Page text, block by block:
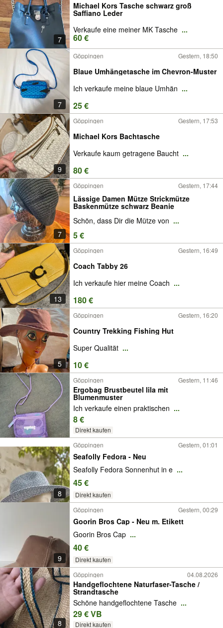
7
Michael Kors Tasche schwarz groß
Saffiano Leder
Verkaufe eine meiner MK Tasche ...
60 €
7
Göppingen Gestern, 18:50
Blaue Umhängetasche im Chevron-Muster
Ich verkaufe meine blaue Umhän ...
25 €
9
Göppingen Gestern, 17:53
Michael Kors Bachtasche
Verkaufe kaum getragene Baucht ...
80 €
7
Göppingen Gestern, 17:44
Lässige Damen Mütze Strickmütze
Baskenmütze schwarz Beanie
Schön, dass Dir die Mütze von ...
5 €
13
Göppingen Gestern, 16:49
Coach Tabby 26
Ich verkaufe hier meine Coach ...
180 €
5
Göppingen Gestern, 16:20
Country Trekking Fishing Hut
Super Qualität ...
10 €
Göppingen Gestern, 11:46
Ergobag Brustbeutel lila mit
Blumenmuster
Ich verkaufe einen praktischen ...
8 €
Direkt kaufen
8
Göppingen Gestern, 01:01
Seafolly Fedora - Neu
Seafolly Fedora Sonnenhut in e ...
45 €
Direkt kaufen
9
Göppingen Gestern, 00:29
Goorin Bros Cap - Neu m. Etikett
Goorin Bros Cap ...
40 €
Direkt kaufen
8
Göppingen 04.08.2026
Handgeflochtene Naturfaser-Tasche /
Strandtasche
Schöne handgeflochtene Tasche ...
29 € VB
Direkt kaufen